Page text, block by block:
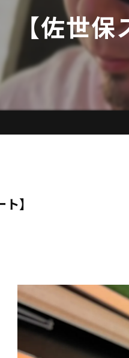
【佐世保
】